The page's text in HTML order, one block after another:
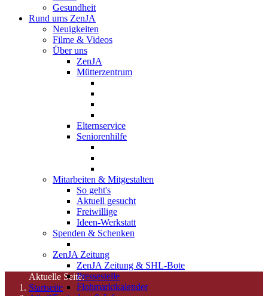
Gesundheit
Rund ums ZenJA
Neuigkeiten
Filme & Videos
Über uns
ZenJA
Mütterzentrum
Elternservice
Seniorenhilfe
Mitarbeiten & Mitgestalten
So geht's
Aktuell gesucht
Freiwillige
Ideen-Werkstatt
Spenden & Schenken
ZenJA Zeitung
ZenJA Zeitung & SHL-Bote
Pressestelle
Flohmarktkalender
Aktuelle Seite:
Startseite